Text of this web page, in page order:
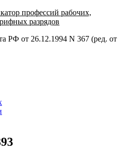
профессий рабочих,
разрядов
РФ от 26.12.1994 N 367 (ред. от